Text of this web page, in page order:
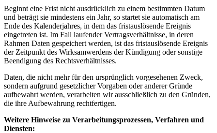
Beginnt eine Frist nicht ausdrücklich zu einem bestimmten Datum
und beträgt sie mindestens ein Jahr, so startet sie automatisch am
Ende des Kalenderjahres, in dem das fristauslösende Ereignis
eingetreten ist. Im Fall laufender Vertragsverhältnisse, in deren
Rahmen Daten gespeichert werden, ist das fristauslösende Ereignis
der Zeitpunkt des Wirksamwerdens der Kündigung oder sonstige
Beendigung des Rechtsverhältnisses.
Daten, die nicht mehr für den ursprünglich vorgesehenen Zweck,
sondern aufgrund gesetzlicher Vorgaben oder anderer Gründe
aufbewahrt werden, verarbeiten wir ausschließlich zu den Gründen,
die ihre Aufbewahrung rechtfertigen.
Weitere Hinweise zu Verarbeitungsprozessen, Verfahren und
Diensten: